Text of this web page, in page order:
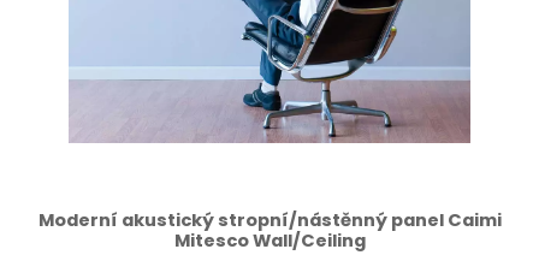
Moderní akustický stropní/nástěnný panel Caimi
Mitesco Wall/Ceiling